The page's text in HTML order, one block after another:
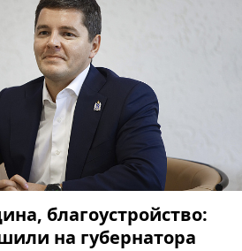
благоустройство:
на губернатора